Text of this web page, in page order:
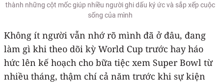
thành những cột mốc giúp nhiều người ghi dấu ký ức và sắp xếp cuộc
sống của mình
Không ít người vẫn nhớ rõ mình đã ở đâu, đang
làm gì khi theo dõi kỳ World Cup trước hay háo
hức lên kế hoạch cho bữa tiệc xem Super Bowl từ
nhiều tháng, thậm chí cả năm trước khi sự kiện